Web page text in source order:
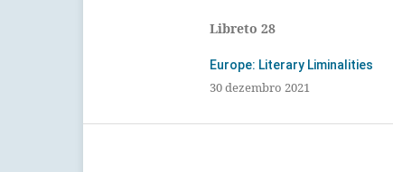
Libreto 28
Europe: Literary Liminalities
30 dezembro 2021